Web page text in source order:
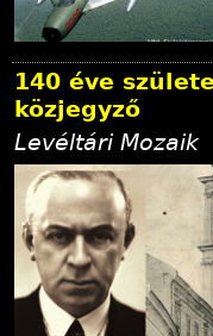
140 éve
közjegyző
Levéltári Mozaik